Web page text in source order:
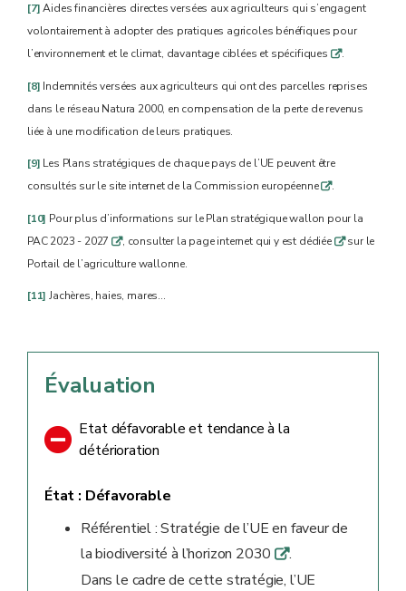
[7]Aides financières directes versées aux agriculteurs qui s’engagent
volontairement à adopter des pratiques agricoles bénéfiques pour
l’environnement et le climat, davantage ciblées et spécifiques q.
[8] Indemnités versées aux agriculteurs qui ont des parcelles reprises
dans le réseau Natura 2000, en compensation de la perte de revenus
liée à une modification de leurs pratiques.
[9] Les Plans stratégiques de chaque pays de l’UE peuvent être
consultés sur le site internet de la Commission européenneq.
[10] Pour plus d’informations sur le Plan stratégique wallon pour la
PAC 2023 - 2027q, consulter la page internet qui y est dédiée qsur le
Portail de l’agriculture wallonne.
[11] Jachères, haies, mares…
Évaluation
Etat défavorable et tendance à la
détérioration
État : Défavorable
Référentiel : Stratégie de l’UE en faveur de
la biodiversité à l’horizon 2030q.
Dans le cadre de cette stratégie, l’UE